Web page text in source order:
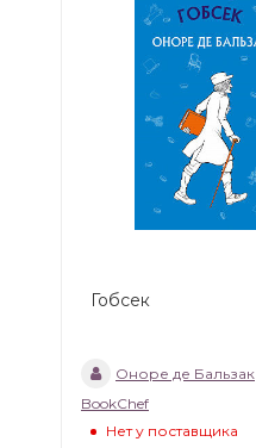
Гобсек
Оноре де Бальзак
BookChef
Нет у поставщика